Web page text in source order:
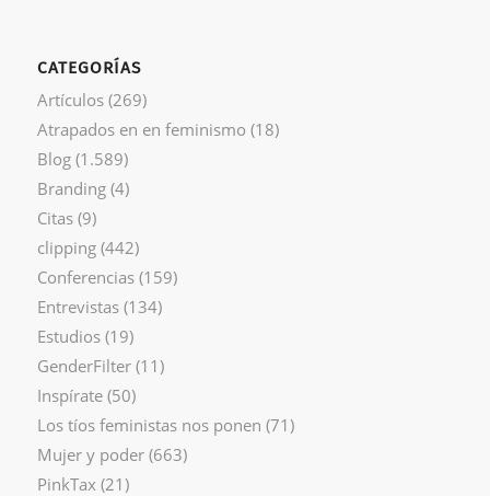
CATEGORÍAS
Artículos(269)
Atrapados en en feminismo (18)
Blog(1.589)
Branding(4)
Citas(9)
clipping(442)
Conferencias(159)
Entrevistas(134)
Estudios(19)
GenderFilter(11)
Inspírate(50)
Los tíos feministas nos ponen (71)
Mujer y poder(663)
PinkTax (21)